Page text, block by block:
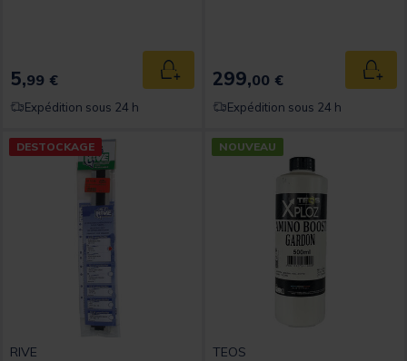
5,99 € Ajouter au panier
Expédition sous 24 h
299,00 €
Expédition sous 24 h
DESTOCKAGE
RIVE
NOUVEAU
TEOS